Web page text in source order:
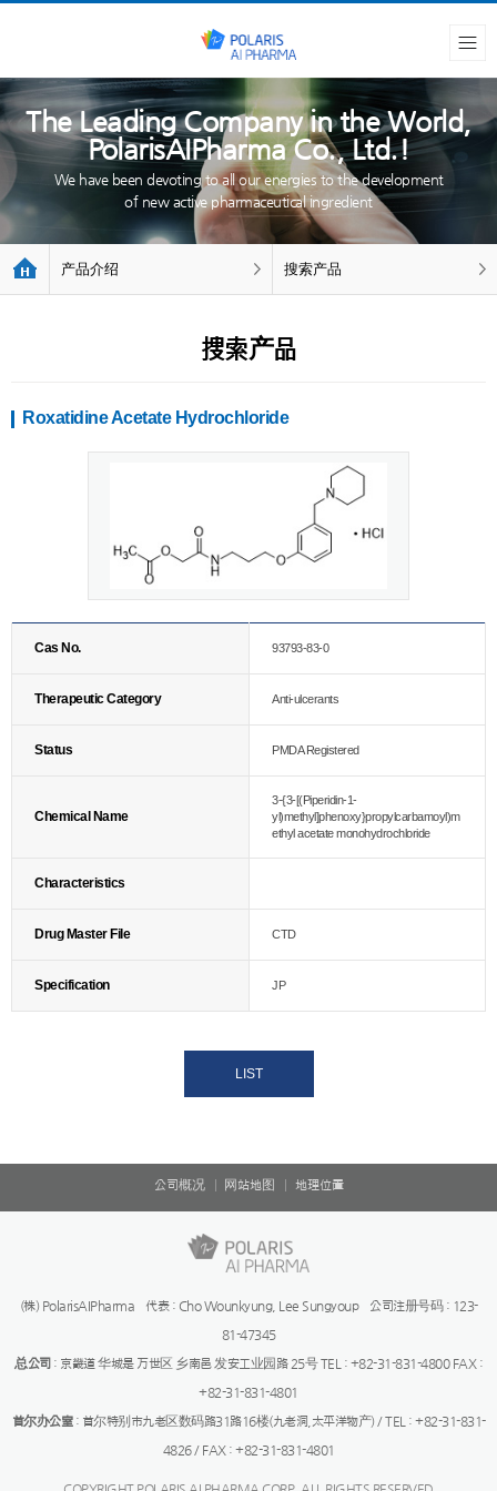
The Leading Company in the World,
PolarisAIPharma Co., Ltd.!
We have been devoting to all our energies to the development
of new active pharmaceutical ingredient
产品介绍 搜索产品
搜索产品
Roxatidine Acetate Hydrochloride
Cas No. 93793-83-0
Therapeutic Category Anti-ulcerants
Status PMDA Registered
Chemical Name
3-{3-[(Piperidin-1-
yl)methyl]phenoxy}propylcarbamoyl)m
ethyl acetate monohydrochloride
Characteristics
Drug Master File CTD
Specification JP
LIST
公司概况 网站地图 地理位置
(株) PolarisAIPharma 代表 : Cho Wounkyung, Lee Sungyoup 公司注册号码 : 123-
81-47345
总公司 : 京畿道 华城是 万世区 乡南邑 发安工业园路 25号 TEL : +82-31-831-4800 FAX :
+82-31-831-4801
首尔办公室: 首尔特别市九老区数码路31路16楼(九老洞,太平洋物产) / TEL : +82-31-831-
4826 / FAX : +82-31-831-4801